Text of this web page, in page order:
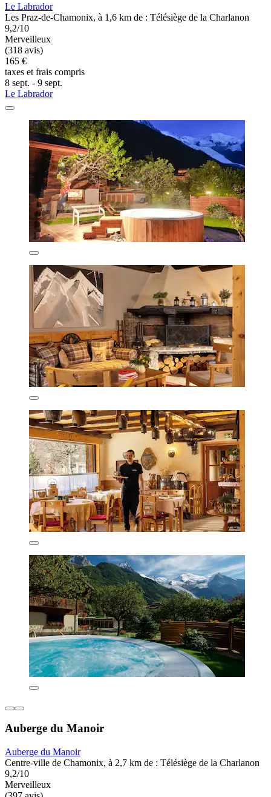
Le Labrador
Les Praz-de-Chamonix, à 1,6 km de : Télésiège de la Charlanon
9,2/10
Merveilleux
(318 avis)
165 €
taxes et frais compris
8 sept. - 9 sept.
Le Labrador
Auberge du Manoir
Auberge du Manoir
Centre-ville de Chamonix, à 2,7 km de : Télésiège de la Charlanon
9,2/10
Merveilleux